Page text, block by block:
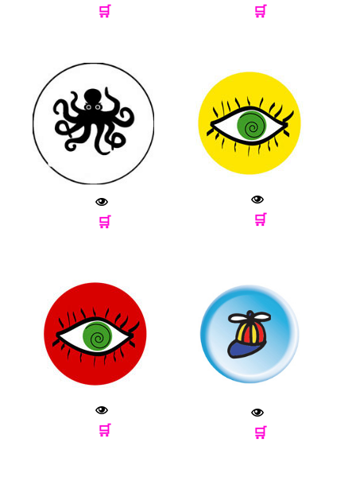
🛒 🛒
🛒 🛒
🛒 🛒